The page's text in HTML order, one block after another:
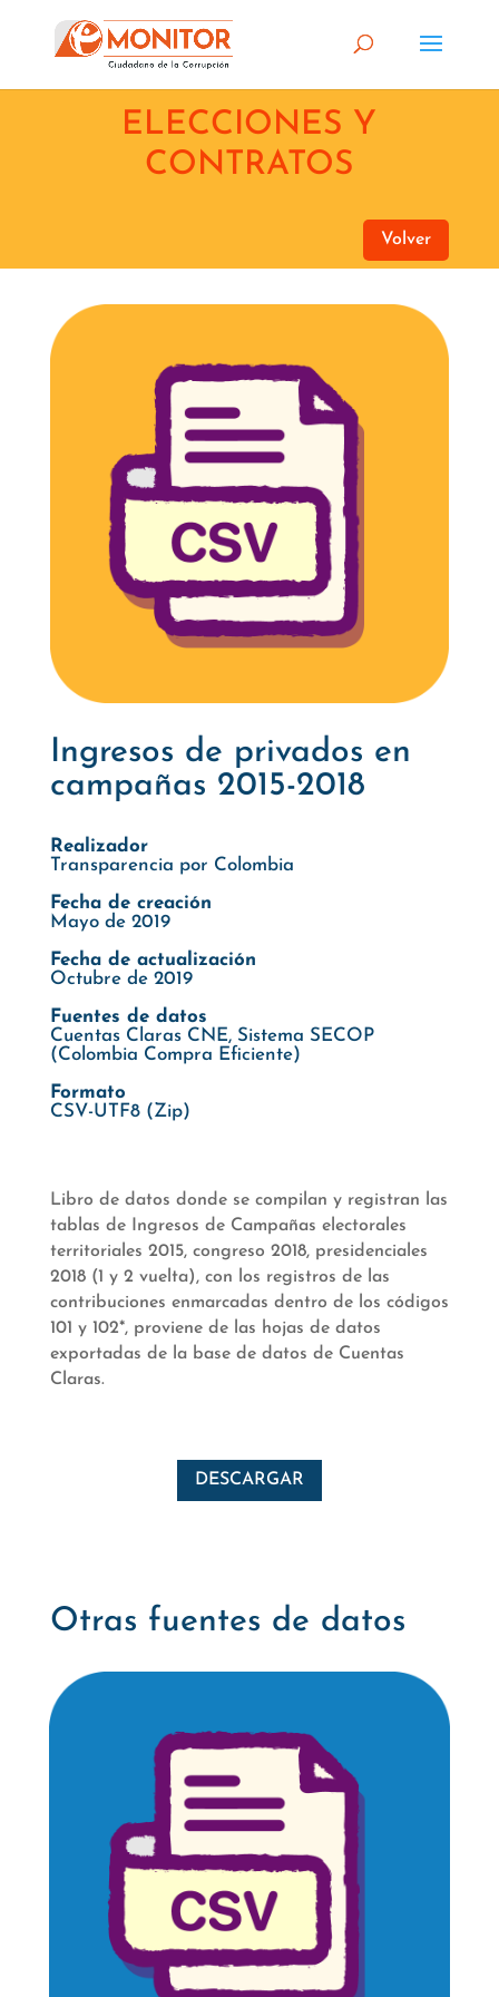
ELECCIONES Y
CONTRATOS
Volver
Ingresos de privados en
campañas 2015-2018
Realizador
Transparencia por Colombia
Fecha de creación
Mayo de 2019
Fecha de actualización
Octubre de 2019
Fuentes de datos
Cuentas Claras CNE, Sistema SECOP
(Colombia Compra Eficiente)
Formato
CSV-UTF8 (Zip)
Libro de datos donde se compilan y registran las
tablas de Ingresos de Campañas electorales
territoriales 2015, congreso 2018, presidenciales
2018 (1 y 2 vuelta), con los registros de las
contribuciones enmarcadas dentro de los códigos
101 y 102*, proviene de las hojas de datos
exportadas de la base de datos de Cuentas
Claras.
DESCARGAR
Otras fuentes de datos